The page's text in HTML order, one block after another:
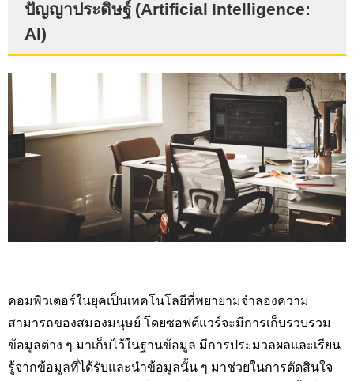
ปัญญาประดิษฐ์ (Artificial Intelligence:
AI)
คอมพิวเตอร์ในยุคเป็นเทคโนโลยีที่พยายามจำลองความ
สามารถของสมองมนุษย์ โดยซอฟต์แวร์จะมีการเก็บรวบรวม
ข้อมูลต่าง ๆ มาเก็บไว้ในฐานข้อมูล มีการประมวลผลและเรียน
รู้จากข้อมูลที่ได้รับและนำข้อมูลนั้น ๆ มาช่วยในการตัดสินใจ